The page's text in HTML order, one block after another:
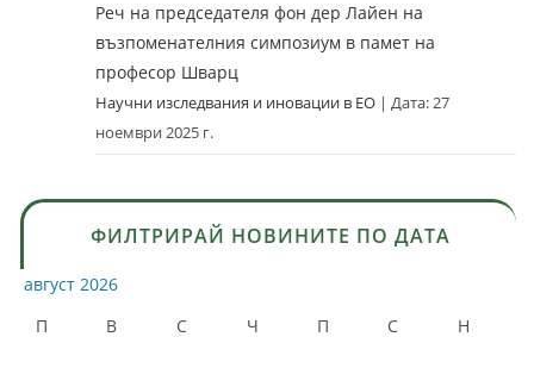
Реч на председателя фон дер Лайен на
възпоменателния симпозиум в памет на
професор Шварц
Научни изследвания и иновации в ЕО
Дата: 27
ноември 2025 г.
ФИЛТРИРАЙ НОВИНИТЕ ПО ДАТА
август 2026
П
В С Ч П С Н